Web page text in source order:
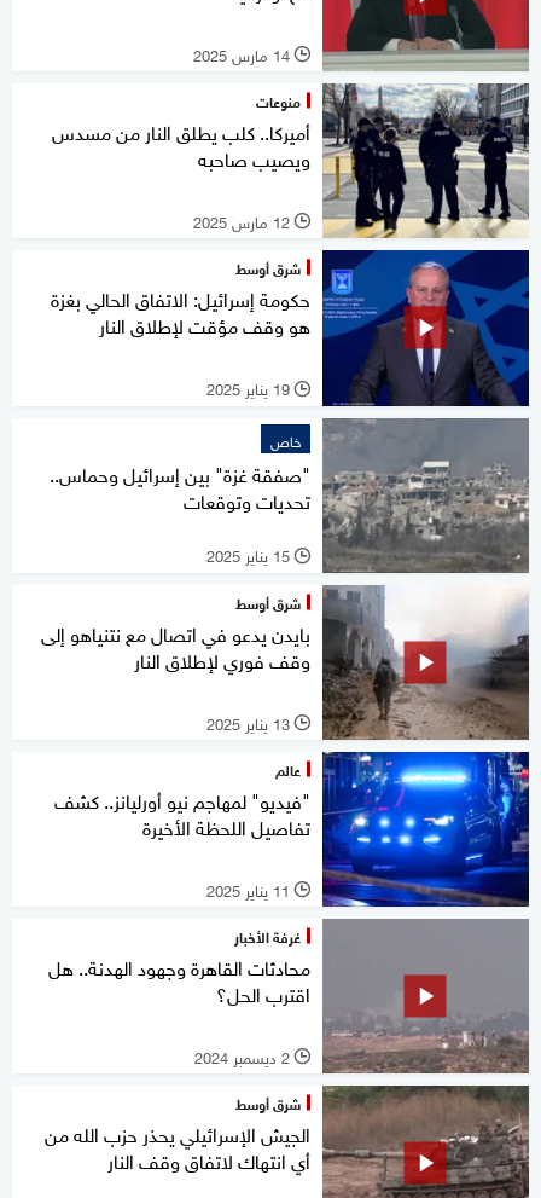
l 14 مارس 2025
منوعات
أميركا.. كلب يطلق النار من مسدس
ويصيب صاحبه
l 12 مارس 2025
شرق أوسط
حكومة إسرائيل: الاتفاق الحالي بغزة
هو وقف مؤقت لإطلاق النار
l 19 يناير 2025
خاص
"صفقة غزة" بين إسرائيل وحماس..
تحديات وتوقعات
l 15 يناير 2025
شرق أوسط
بايدن يدعو في اتصال مع نتنياهو إلى
وقف فوري لإطلاق النار
l 13 يناير 2025
عالم
"فيديو" لمهاجم نيو أورليانز.. كشف
تفاصيل اللحظة الأخيرة
l 11 يناير 2025
غرفة الأخبار
محادثات القاهرة وجهود الهدنة.. هل
اقترب الحل؟
l 2 ديسمبر 2024
شرق أوسط
الجيش الإسرائيلي يحذر حزب الله من
أي انتهاك لاتفاق وقف النار